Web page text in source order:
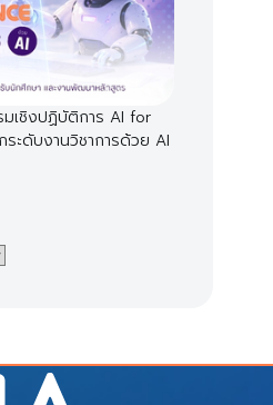
เชิงปฏิบัติการ AI for
ะดับงานวิชาการด้วย AI